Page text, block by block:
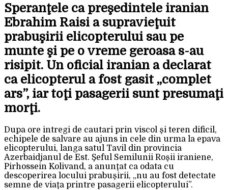
Speranţele ca preşedintele iranian
Ebrahim Raisi a supravieţuit
prabuşirii elicopterului sau pe
munte şi pe o vreme geroasa s-au
risipit. Un oficial iranian a declarat
ca elicopterul a fost gasit „complet
ars”, iar toţi pasagerii sunt presumaţi
morţi.
Dupa ore intregi de cautari prin viscol şi teren dificil,
echipele de salvare au ajuns in cele din urma la epava
elicopterului, langa satul Tavil din provincia
Azerbaidjanul de Est. Şeful Semilunii Roşii iraniene,
Pirhossein Kolivand, a anunţat ca odata cu
descoperirea locului prabuşirii, „nu au fost detectate
semne de viaţa printre pasagerii elicopterului”.